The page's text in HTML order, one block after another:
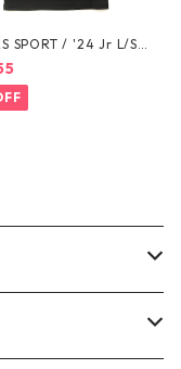
SPORT / '24 Jr L/S T